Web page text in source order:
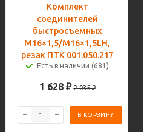
Комплект
соединителей
быстросъемных
М16×1,5/M16×1,5LH,
резак ПТК 001.050.217
Есть в наличии (681)
1 628₽ 2 035₽
В КОРЗИНУ